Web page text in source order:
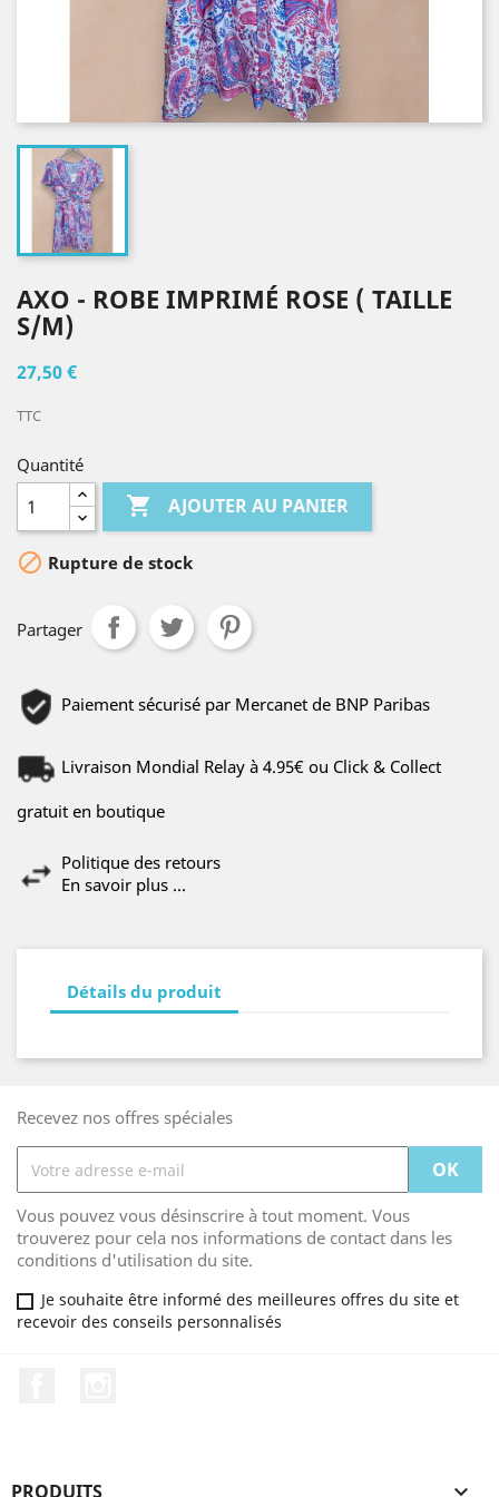
AXO - ROBE IMPRIMÉ ROSE ( TAILLE
S/M)
27,50 €
TTC
Quantité
 AJOUTER AU PANIER
 Rupture de stock
Partager
Paiement sécurisé par Mercanet de BNP Paribas
Livraison Mondial Relay à 4.95€ ou Click & Collect
gratuit en boutique
Politique des retours
En savoir plus ...
Détails du produit
Recevez nos offres spéciales
Vous pouvez vous désinscrire à tout moment. Vous
trouverez pour cela nos informations de contact dans les
conditions d'utilisation du site.
Je souhaite être informé des meilleures offres du site et
recevoir des conseils personnalisés
PRODUITS